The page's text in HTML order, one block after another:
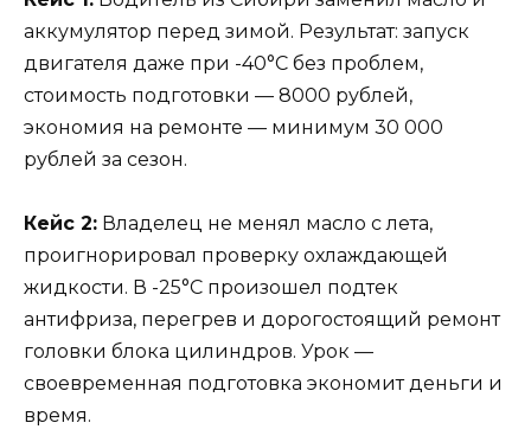
аккумулятор перед зимой. Результат: запуск
двигателя даже при -40°C без проблем,
стоимость подготовки — 8000 рублей,
экономия на ремонте — минимум 30 000
рублей за сезон.
Кейс 2: Владелец не менял масло с лета,
проигнорировал проверку охлаждающей
жидкости. В -25°C произошел подтек
антифриза, перегрев и дорогостоящий ремонт
головки блока цилиндров. Урок —
своевременная подготовка экономит деньги и
время.